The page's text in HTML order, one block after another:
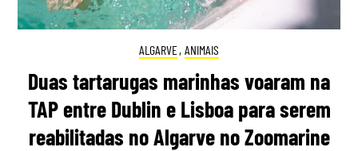
ALGARVE, ANIMAIS
Duas tartarugas marinhas voaram na
TAP entre Dublin e Lisboa para serem
reabilitadas no Algarve no Zoomarine